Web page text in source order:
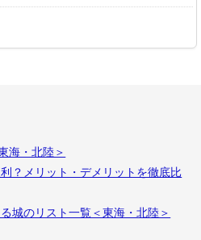
海・北陸＞
？メリット・デメリットを徹底比
城のリスト一覧＜東海・北陸＞